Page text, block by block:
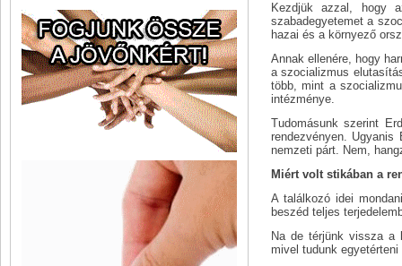
Kezdjük azzal, hogy
szabadegyetemet a
hazai és a környező
Annak ellenére, hogy
a szocializmus
több, mint a
intézménye.
Tudomásunk szerint
rendezvényen.
nemzeti párt. Nem,
Miért volt stikában a
A találkozó idei
beszéd teljes
Na de térjünk vissza a
mivel tudunk